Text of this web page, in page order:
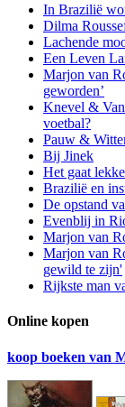
In Brazilië
Dilma
Lachende
Een Leven
Marjon van
geworden’
Knevel &
voetbal?
Pauw &
Bij Jinek
Het gaat
Brazilië en
De opstand
Evenblij in
Marjon van
Marjon van
gewild te zijn'
Rijkste man
Online kopen
koop boeken van